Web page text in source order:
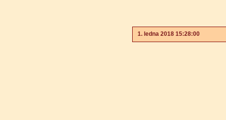
1. ledna 2018 15:28:00